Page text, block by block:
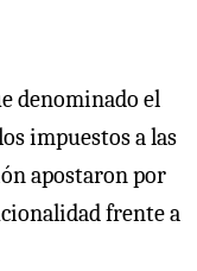
denominado el
impuestos a las
apostaron por
frente a